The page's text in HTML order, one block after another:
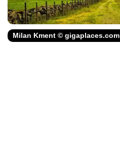
Milan Kment © gigaplaces.com